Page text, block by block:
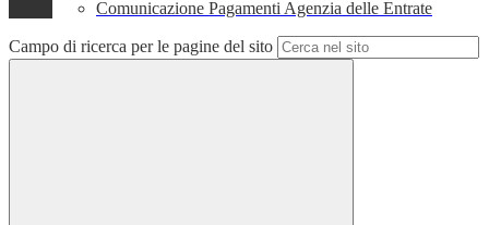
Comunicazione Pagamenti Agenzia delle Entrate
Campo di ricerca per le pagine del sito